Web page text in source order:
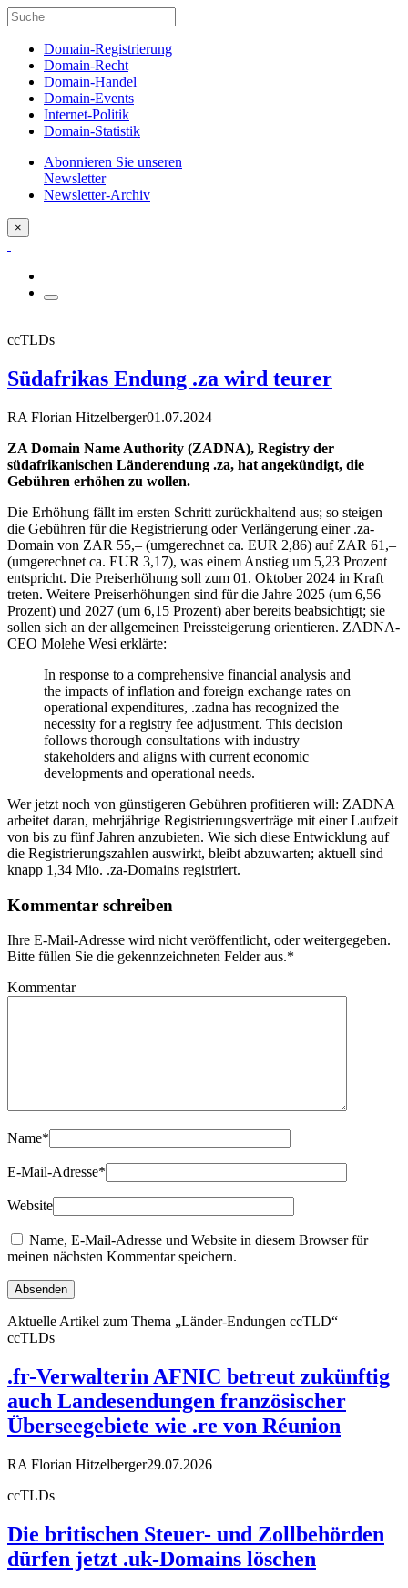
Domain-Registrierung
Domain-Recht
Domain-Handel
Domain-Events
Internet-Politik
Domain-Statistik
Abonnieren Sie unseren
Newsletter
Newsletter-Archiv
×
ccTLDs
Südafrikas Endung .za wird teurer
RA Florian Hitzelberger01.07.2024
ZA Domain Name Authority (ZADNA), Registry der
südafrikanischen Länderendung .za, hat angekündigt, die
Gebühren erhöhen zu wollen.
Die Erhöhung fällt im ersten Schritt zurückhaltend aus; so steigen
die Gebühren für die Registrierung oder Verlängerung einer .za-
Domain von ZAR 55,– (umgerechnet ca. EUR 2,86) auf ZAR 61,–
(umgerechnet ca. EUR 3,17), was einem Anstieg um 5,23 Prozent
entspricht. Die Preiserhöhung soll zum 01. Oktober 2024 in Kraft
treten. Weitere Preiserhöhungen sind für die Jahre 2025 (um 6,56
Prozent) und 2027 (um 6,15 Prozent) aber bereits beabsichtigt; sie
sollen sich an der allgemeinen Preissteigerung orientieren. ZADNA-
CEO Molehe Wesi erklärte:
In response to a comprehensive financial analysis and
the impacts of inflation and foreign exchange rates on
operational expenditures, .zadna has recognized the
necessity for a registry fee adjustment. This decision
follows thorough consultations with industry
stakeholders and aligns with current economic
developments and operational needs.
Wer jetzt noch von günstigeren Gebühren profitieren will: ZADNA
arbeitet daran, mehrjährige Registrierungsverträge mit einer Laufzeit
von bis zu fünf Jahren anzubieten. Wie sich diese Entwicklung auf
die Registrierungszahlen auswirkt, bleibt abzuwarten; aktuell sind
knapp 1,34 Mio. .za-Domains registriert.
Kommentar schreiben
Ihre E-Mail-Adresse wird nicht veröffentlicht, oder weitergegeben.
Bitte füllen Sie die gekennzeichneten Felder aus.*
Kommentar
Name*
E-Mail-Adresse*
Website
Name, E-Mail-Adresse und Website in diesem Browser für
meinen nächsten Kommentar speichern.
Aktuelle Artikel zum Thema „Länder-Endungen ccTLD“
ccTLDs
.fr-Verwalterin AFNIC betreut zukünftig
auch Landesendungen französischer
Überseegebiete wie .re von Réunion
RA Florian Hitzelberger29.07.2026
ccTLDs
Die britischen Steuer- und Zollbehörden
dürfen jetzt .uk-Domains löschen